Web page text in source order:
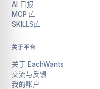
AI 日报
MCP 库
SKILLS库
关于平台
关于 EachWants
交流与反馈
我的账户